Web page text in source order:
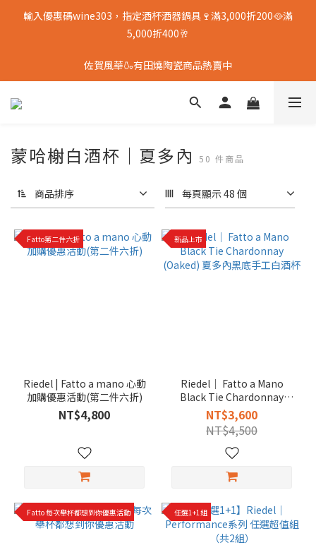
輸入優惠碼wine303，指定酒杯酒器鍋具🍷滿3,000折200🥘滿
5,000折400🥂
佐賀風華🍶有田燒陶瓷商品熱賣中
蒙哈榭白酒杯｜夏多內 50 件商品
商品排序 每頁顯示 48 個
Fatto第二件六折
Riedel | Fatto a mano 心動
加購優惠活動(第二件六折)
NT$4,800
新品上市
Riedel｜ Fatto a Mano
Black Tie Chardonnay
(Oaked) 夏多內黑底手工白
酒杯
NT$3,600
NT$4,500
Fatto 每次舉杯都想到你優惠活動 任選1+1組